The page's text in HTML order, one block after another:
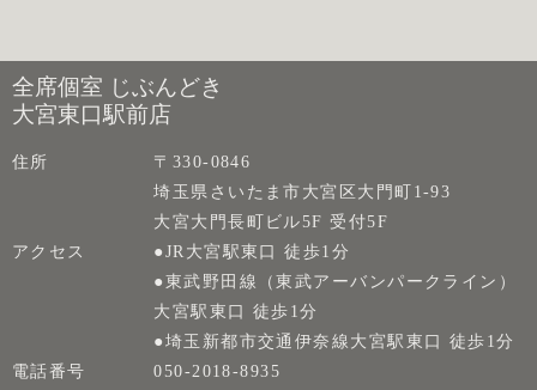
全席個室 じぶんどき
大宮東口駅前店
住所
〒330-0846
埼玉県さいたま市大宮区大門町1-93
大宮大門長町ビル5F 受付5F
アクセス
●JR大宮駅東口 徒歩1分
●東武野田線（東武アーバンパークライン）
大宮駅東口 徒歩1分
●埼玉新都市交通伊奈線大宮駅東口 徒歩1分
電話番号
050-2018-8935